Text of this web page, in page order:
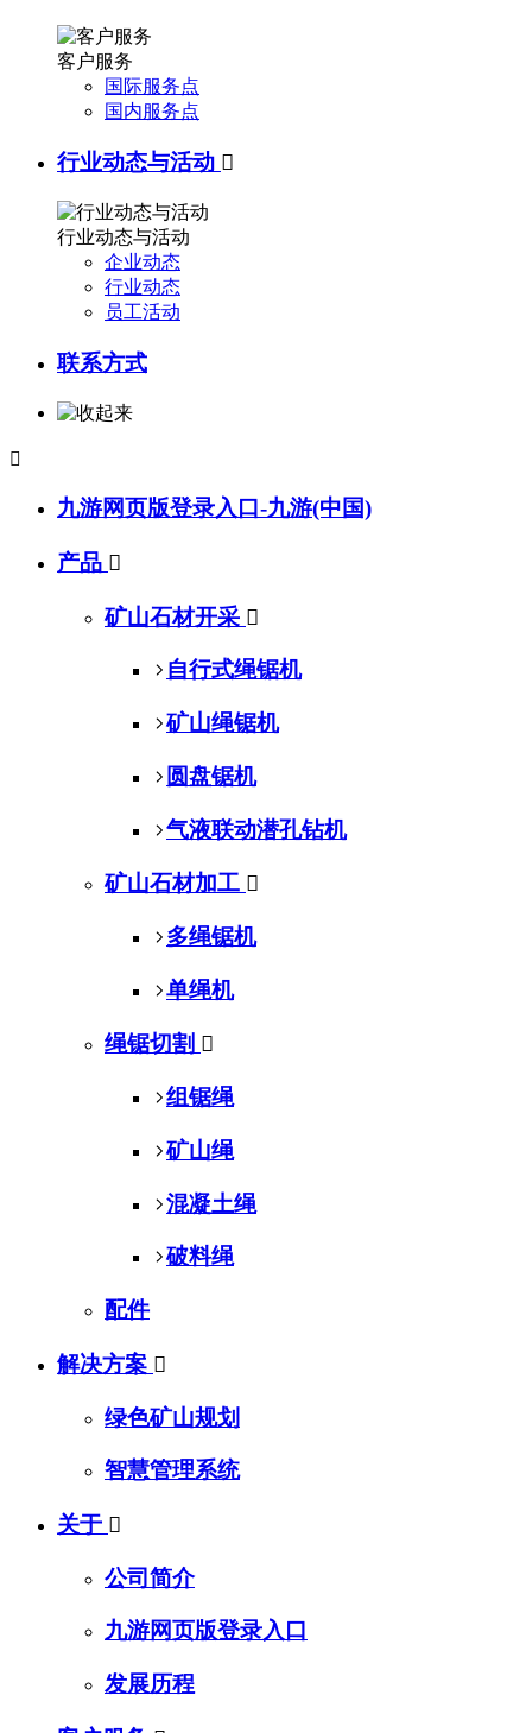
客户服务
国际服务点
国内服务点
行业动态与活动 
行业动态与活动
企业动态
行业动态
员工活动
联系方式

九游网页版登录入口-九游(中国)
产品 
矿山石材开采 
自行式绳锯机
矿山绳锯机
圆盘锯机
气液联动潜孔钻机
矿山石材加工 
多绳锯机
单绳机
绳锯切割 
组锯绳
矿山绳
混凝土绳
破料绳
配件
解决方案 
绿色矿山规划
智慧管理系统
关于 
公司简介
九游网页版登录入口
发展历程